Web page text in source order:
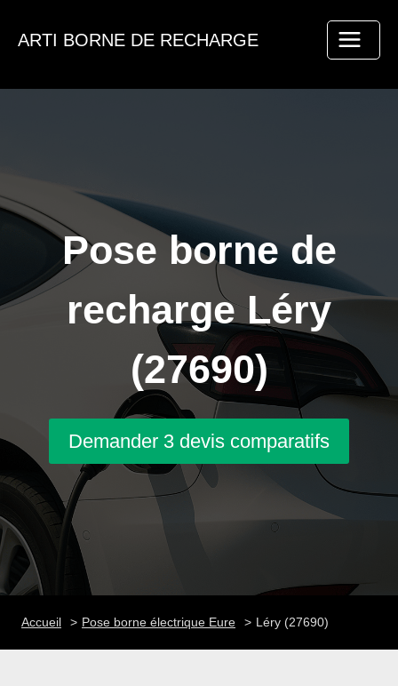
ARTI BORNE DE RECHARGE
Pose borne de
recharge Léry
(27690)
Demander 3 devis comparatifs
Accueil Pose borne électrique Eure Léry (27690)